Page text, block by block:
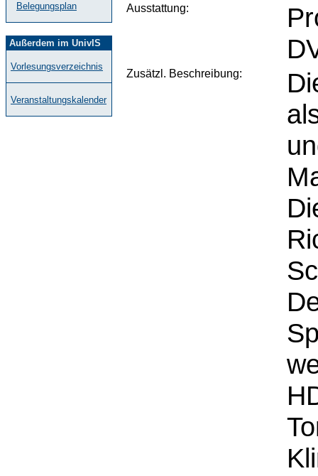
Belegungsplan
Außerdem im UnivIS
Vorlesungsverzeichnis
Veranstaltungskalender
Ausstattung:
Zusätzl. Beschreibung: